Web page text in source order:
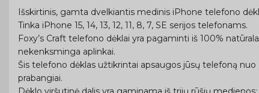
Išskirtinis, gamta dvelkiantis medinis iPhone telefono
Tinka iPhone 15, 14, 13, 12, 11, 8, 7, SE serijos telefonams.
Foxy’s Craft telefono dėklai yra pagaminti iš 100%
nekenksminga aplinkai.
Šis telefono dėklas užtikrintai apsaugos jūsų telefoną
prabangiai.